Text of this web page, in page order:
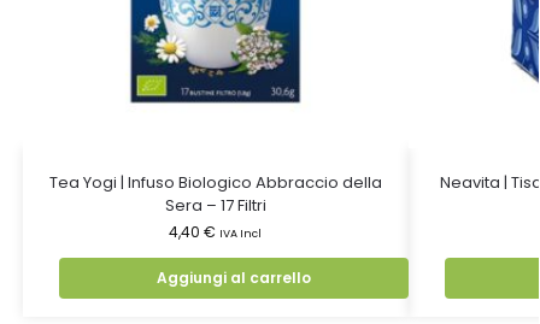
Tea Yogi | Infuso Biologico Abbraccio della
Sera – 17 Filtri
4,40€ IVA Incl
Aggiungi al carrello
Neavita |